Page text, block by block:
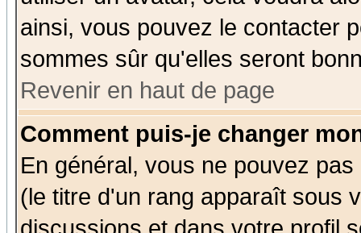
ainsi, vous pouvez le contacter
sommes sûr qu'elles seront
Revenir en haut de page
Comment puis-je changer
En général, vous ne pouvez
(le titre d'un rang apparaît sous